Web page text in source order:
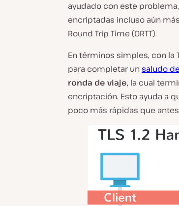
ayudado con este
encriptadas incluso aún
Round Trip Time (0RTT).
En términos simples, con la
para completar unsaludo
ronda de viaje, la cual
encriptación. Esto ayuda a
poco más rápidas que